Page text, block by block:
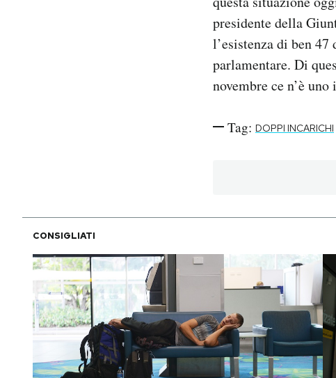
presidente della
l’esistenza di ben
parlamentare. Di
novembre ce n’è uno
Tag: DOPPI INCARICHI
CONSIGLIATI